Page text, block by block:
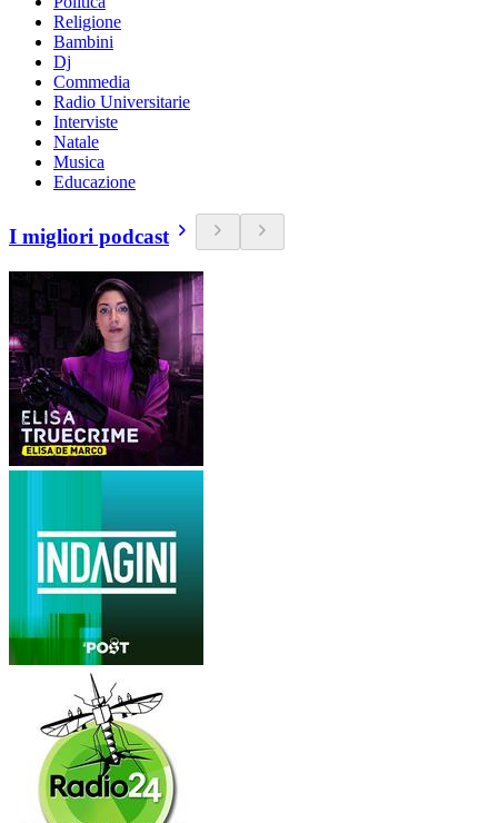
Religione
Bambini
Dj
Commedia
Radio Universitarie
Interviste
Natale
Musica
Educazione
I migliori podcast